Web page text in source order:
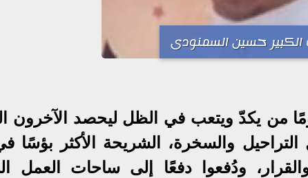
الكبير حسين السمنودى
من يكدّ ويتعب في الظل ليحصد الآخرون
والسخرة، الشريحة الأكثر بؤسًا
ودُفعوا دفعًا إلى ساحات العمل